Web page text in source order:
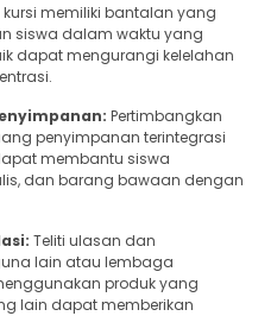
kursi memiliki bantalan yang
siswa dalam waktu yang
dapat mengurangi kelelahan
Pertimbangkan
penyimpanan terintegrasi
membantu siswa
dan barang bawaan dengan
Teliti ulasan dan
lain atau lembaga
produk yang
lain dapat memberikan